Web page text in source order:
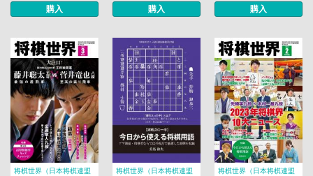
購入 購入 購入
将棋世界（日本将棋連盟
将棋世界（日本将棋連盟
将棋世界（日本将棋連盟